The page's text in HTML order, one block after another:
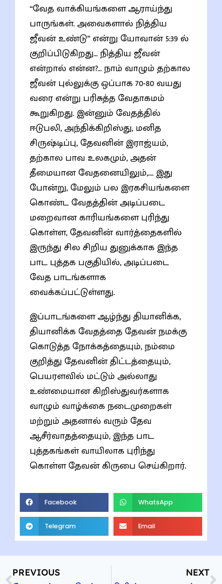
“வேத வாக்கியங்களை ஆராய்ந்து
பாருங்கள். அவைகளால் நித்திய
ஜீவன் உண்டு” என்று யோவான் 5:39 ல்
குறிப்பிடுகிறது… நித்திய ஜீவன்
என்றால் என்ன?… நாம் வாழும் தற்கால
ஜீவன் புல்லுக்கு ஒப்பாக 70-80 வயது
வரை என்று பரிசுத்த வேதாகமம்
கூறுகிறது. இன்னும் வேதத்தில்
ஈடுபலி, அந்திக்கிறிஸ்து, மனித
சிருஷ்டிப்பு, தேவனின் இராஜ்யம்,
தற்கால பாவ உலகமும், அதன்
தீமையான வேதனையிலும்,…. இது
போன்று, மேலும் பல இரகசியங்களை
கொண்ட வேதத்தின் அடிப்படை
மறைவான காரியங்களை புரிந்து
கொள்ள, தேவனின் வார்த்தைகளில்
இருந்து சில சிறிய துனுக்காக இந்த
பாட புத்தக பகுதியில், அடிப்படை
வேத பாடங்களாக
வைக்கப்பட்டுள்ளது.
இப்பாடங்களை ஆழ்ந்து தியானிக்க,
தியானிக்க வேதத்தை தேவன் நமக்கு
கொடுத்த நோக்கத்தையும், நம்மை
குறித்து தேவனின் திட்டத்தையும்,
பெயரளவில் மட்டும் அல்லாது
உண்மையான கிறிஸ்துவர்களாக
வாழும் வாழ்க்கை நடைமுறைகள்
மற்றும் அதனால் வரும் தேவ
ஆசீர்வாதத்தையும், இந்த பாட
புத்தகங்கள் வாயிலாக புரிந்து
கொள்ள தேவன் கிருபை செய்கிறார்.
Facebook WhatsApp
Telegram Email
PREVIOUS NEXT